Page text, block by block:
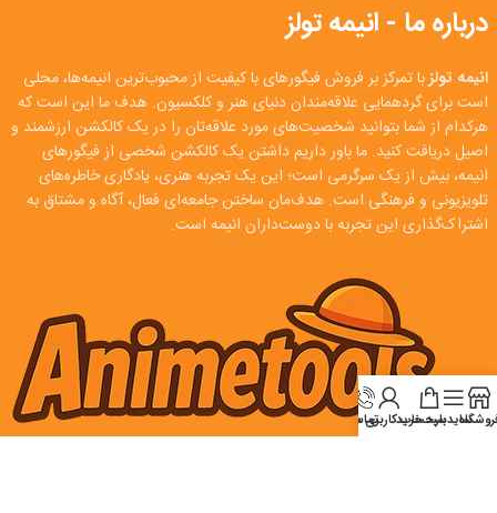
درباره ما - انیمه تولز
انیمه تولزبا تمرکز بر فروش فیگورهای با کیفیت از محبوب‌ترین انیمه‌ها، محلی
است برای گردهمایی علاقه‌مندان دنیای هنر و کلکسیون. هدف ما این است که
هرکدام از شما بتوانید شخصیت‌های مورد علاقه‌تان را در یک کالکشن ارزشمند و
اصیل دریافت کنید. ما باور داریم داشتن یک کالکشن شخصی از فیگورهای
انیمه، بیش از یک سرگرمی است؛ این یک تجربه هنری، یادگاری خاطره‌های
تلویزیونی و فرهنگی است. هدف‌مان ساختن جامعه‌ای فعال، آگاه و مشتاق به
اشتراک‌گذاری این تجربه با دوست‌داران انیمه است.
سایدبارسبد خرید
حساب کاربری من
تماس